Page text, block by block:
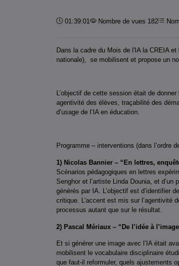
Durée :
01:39:01 Nombre de vues 182
Dans la cadre du Mois de l'IA la CREIA
nationale), se mobilisent et propose un
L’objectif de cette session était de
agentivité des élèves, traçabilité des
d’usage de l’IA en éducation.
Programme – interventions (dans l’ordre
1) Nicolas Bannier – “En lettres,
Scénarios pédagogiques en lettres
Senghor et l’artiste Linda Dounia, et
générés par IA. L’objectif est d’identifier
critique. L’accent est mis sur l’agentivité
processus autant que sur le résultat.
2) Pascal Mériaux – “De l’idée à
Et si générer une image avec l’IA était
mobilisent le vocabulaire disciplinaire
que faut-il reformuler, quels ajustements